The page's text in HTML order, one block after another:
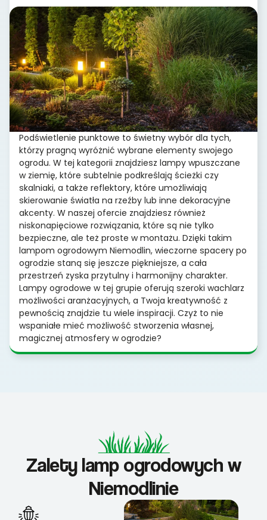
Podświetlenie punktowe to świetny wybór dla tych,
którzy pragną wyróżnić wybrane elementy swojego
ogrodu. W tej kategorii znajdziesz lampy wpuszczane
w ziemię, które subtelnie podkreślają ścieżki czy
skalniaki, a także reflektory, które umożliwiają
skierowanie światła na rzeźby lub inne dekoracyjne
akcenty. W naszej ofercie znajdziesz również
niskonapięciowe rozwiązania, które są nie tylko
bezpieczne, ale też proste w montażu. Dzięki takim
lampom ogrodowym Niemodlin, wieczorne spacery po
ogrodzie staną się jeszcze piękniejsze, a cała
przestrzeń zyska przytulny i harmonijny charakter.
Lampy ogrodowe w tej grupie oferują szeroki wachlarz
możliwości aranżacyjnych, a Twoja kreatywność z
pewnością znajdzie tu wiele inspiracji. Czyż to nie
wspaniałe mieć możliwość stworzenia własnej,
magicznej atmosfery w ogrodzie?
Zalety lamp ogrodowych w
Niemodlinie